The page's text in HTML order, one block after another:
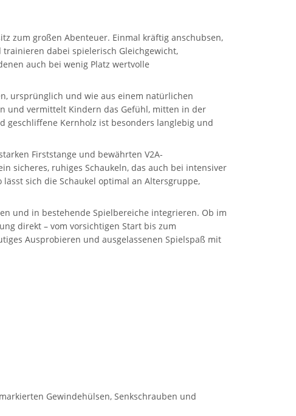
zum großen Abenteuer. Einmal kräftig anschubsen,
dabei spielerisch Gleichgewicht,
auch bei wenig Platz wertvolle
ursprünglich und wie aus einem natürlichen
und vermittelt Kindern das Gefühl, mitten in der
geschliffene Kernholz ist besonders langlebig und
Firststange und bewährten V2A-
sicheres, ruhiges Schaukeln, das auch bei intensiver
sich die Schaukel optimal an Altersgruppe,
und in bestehende Spielbereiche integrieren. Ob im
direkt – vom vorsichtigen Start bis zum
Ausprobieren und ausgelassenen Spielspaß mit
Gewindehülsen, Senkschrauben und